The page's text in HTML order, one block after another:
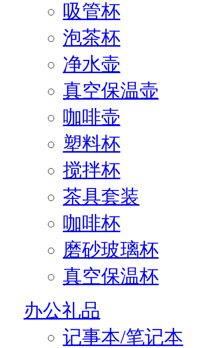
吸管杯
泡茶杯
净水壶
真空保温壶
咖啡壶
塑料杯
搅拌杯
茶具套装
咖啡杯
磨砂玻璃杯
真空保温杯
办公礼品
记事本/笔记本